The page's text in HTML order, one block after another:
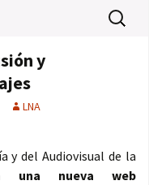
Buscar:
y
LNA
y del Audiovisual de la
una nueva web